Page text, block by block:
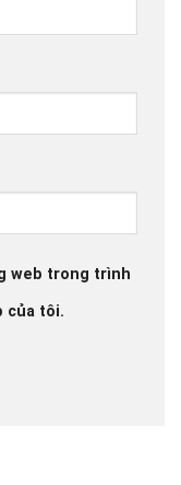
web trong trình
của tôi.